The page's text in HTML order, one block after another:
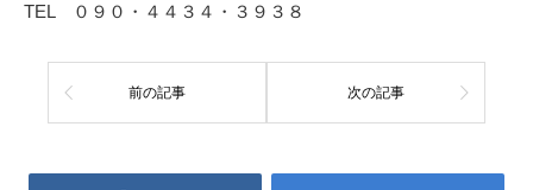
TEL ０９０・４４３４・３９３８
前の記事 次の記事